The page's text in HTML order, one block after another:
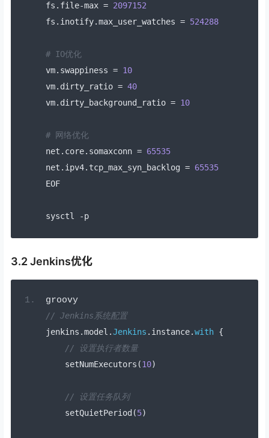
fs . file-max = 2097152
fs . inotify.max_user_watches = 524288
# IO优化
vm. swappiness = 10
vm. dirty_ratio = 40
vm. dirty_background_ratio = 10
# 网络优化
net . core. somaxconn = 65535
net . ipv4. tcp_max_syn_backlog = 65535
EOF
sysctl -p
3.2 Jenkins优化
groovy
// Jenkins系统配置
jenkins .model .Jenkins . instance.with {
// 设置执行者数量
    setNumExecutors
(10)
// 设置任务队列
    setQuietPeriod
(5)